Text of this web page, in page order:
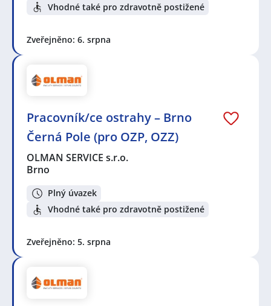
Vhodné také pro zdravotně postižené
Zveřejněno: 6. srpna
Pracovník/ce ostrahy – Brno
Černá Pole (pro OZP, OZZ)
OLMAN SERVICE s.r.o.
Brno
Plný úvazek
Vhodné také pro zdravotně postižené
Zveřejněno: 5. srpna